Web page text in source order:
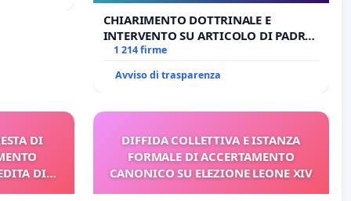
CHIARIMENTO DOTTRINALE E
INTERVENTO SU ARTICOLO DI PADRE
ANTONIO SPADARO
1 214 firme
Avviso di trasparenza
DI
DI
DIFFIDA COLLETTIVA E ISTANZA
FORMALE DI ACCERTAMENTO
CANONICO SU ELEZIONE LEONE XIV